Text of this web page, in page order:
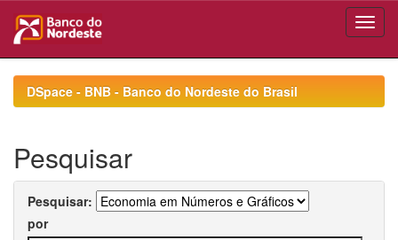
navigationDSpace - BNB - Banco do Nordeste do Brasil
Pesquisar
Pesquisar:
por